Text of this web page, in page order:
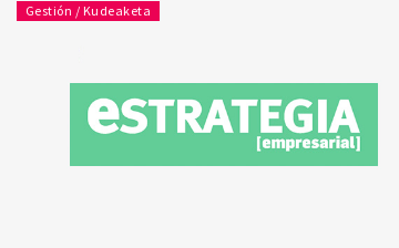
Gestión / Kudeaketa